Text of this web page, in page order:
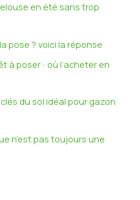
en été sans trop
pose ? voici la réponse
à poser : où l’acheter en
du sol idéal pour gazon
n’est pas toujours une